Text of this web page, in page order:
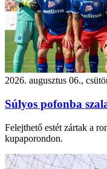
2026. augusztus 06.,
Súlyos pofonba
Felejthető estét zártak a
kupaporondon.